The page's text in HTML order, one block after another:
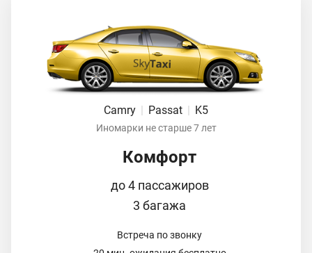
Camry Passat K5
Иномарки не старше 7 лет
Комфорт
до 4 пассажиров
3 багажа
Встреча по звонку